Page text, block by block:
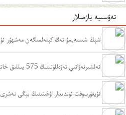
تەۋسىيە يازمىلار
شېڭ شىسەيمۇ تەڭ كېلەلمىگەن مەشھۇر
. ئەلشىرنەۋائىي تەۋەللۇتىنىڭ 575 يىللىق خاتىرە كۈنىنى قۇتلۇقلايمىز
ﺋﯘﻳﻐﯘﺭﺳﻮﻓﺖ ﺋﯜﻧﺪﯨﺪﺍﺭ ﻟﯘﻏﯩﺘﯩﻨﯩﯔ ﻳﯧﯖﻰ